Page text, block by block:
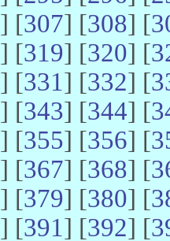
] [307] [308] [
] [319] [320] [
] [331] [332] [
] [343] [344] [
] [355] [356] [
] [367] [368] [
] [379] [380] [
] [391] [392] [